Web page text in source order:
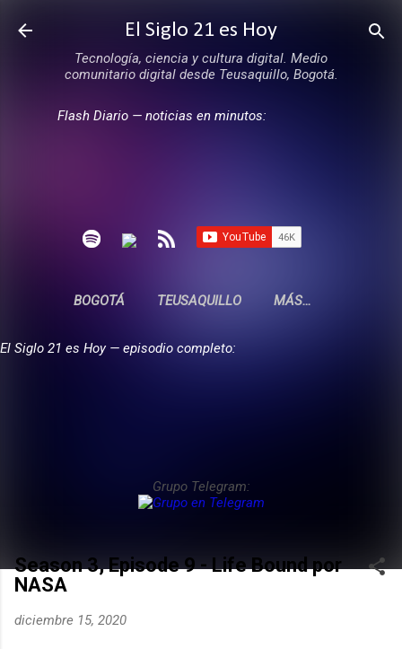
Ir al contenido principal
El Siglo 21 es Hoy
Tecnología, ciencia y cultura digital. Medio
comunitario digital desde Teusaquillo, Bogotá.
Flash Diario — noticias en minutos:
BOGOTÁ TEUSAQUILLO MÁS…
El Siglo 21 es Hoy — episodio completo:
Grupo Telegram:
Season 3, Episode 9 - Life Bound por
NASA
diciembre 15, 2020